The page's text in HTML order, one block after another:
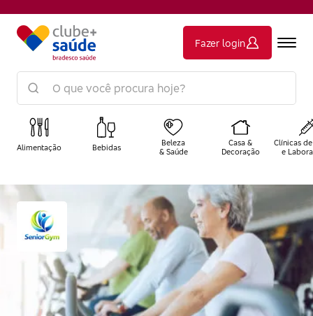
Fazer login
Alimentação Bebidas
Beleza
& Saúde
Casa &
Decoração
Clínicas
e